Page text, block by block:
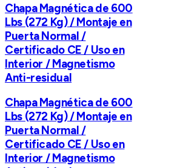
Chapa Magnética de 600
Lbs (272 Kg) / Montaje en
Puerta Normal /
Certificado CE / Uso en
Interior / Magnetismo
Anti-residual
Chapa Magnética de 600
Lbs (272 Kg) / Montaje en
Puerta Normal /
Certificado CE / Uso en
Interior / Magnetismo